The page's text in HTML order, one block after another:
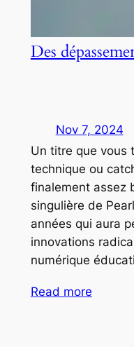
Des
Nov 7, 2024
Un titre que vous
technique ou
finalement assez
singulière de
années qui aura
innovations
numérique
Read more